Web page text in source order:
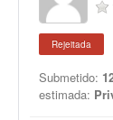
Rejeitada
Submetido:
estimada: